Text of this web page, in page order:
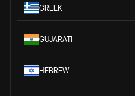
GREEK
GUJARATI
HEBREW